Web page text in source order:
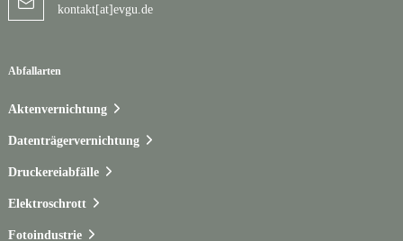
kontakt[at]evgu.de
Abfallarten
Aktenvernichtung
Datenträgervernichtung
Druckereiabfälle
Elektroschrott
Fotoindustrie